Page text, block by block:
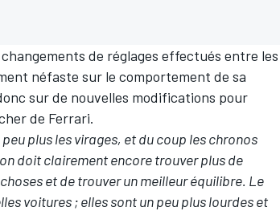
de réglages effectués entre les
néfaste sur le comportement de sa
sur de nouvelles modifications pour
de Ferrari.
plus les virages, et du coup les chronos
doit clairement encore trouver plus de
et de trouver un meilleur équilibre. Le
voitures ; elles sont un peu plus lourdes et